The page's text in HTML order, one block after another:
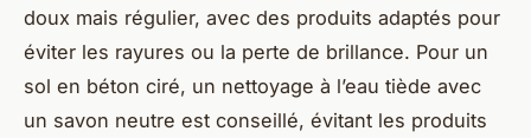
doux mais régulier, avec des produits adaptés pour
éviter les rayures ou la perte de brillance. Pour un
sol en béton ciré, un nettoyage à l’eau tiède avec
un savon neutre est conseillé, évitant les produits